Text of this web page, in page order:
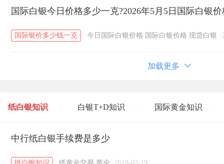
国际白银今日价格多少一克?2026年5月5日国际白银
国际银价多少钱一克 今日国际白银价格 国际白银价格 现货白银 ·
加载更多
纸白银知识 白银T+D知识 国际黄金知识
黄金T+D知识 / 粤贵银知识
中行纸白银手续费是多少